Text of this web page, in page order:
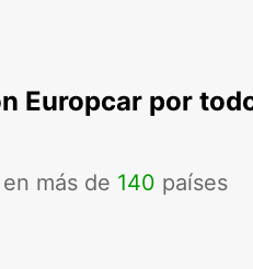
Europcar por
más de 140 países